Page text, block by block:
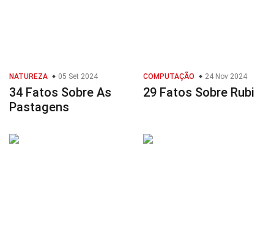
NATUREZA 05 Set 2024
34 Fatos Sobre As
Pastagens
COMPUTAÇÃO 24 Nov 2024
29 Fatos Sobre Rubi